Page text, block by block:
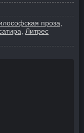
проза
Литрес